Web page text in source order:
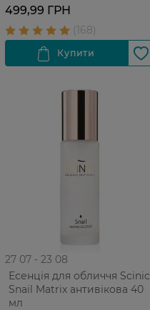
499,99 ГРН
27 07 - 23 08
Есенція для обличчя Scinic
Snail Matrix антивікова 40
мл